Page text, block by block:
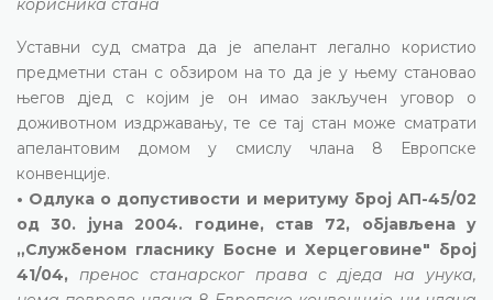
корисника стана
Уставни суд сматра да је апелант легално користио
предметни стан с обзиром на то да је у њему становао
његов дјед с којим је он имао закључен уговор о
доживотном издржавању, те се тај стан може сматрати
апелантовим домом у смислу члана 8 Европске
конвенције.
• Одлука о допустивости и меритуму број АП-45/02
од 30. јуна 2004. године, став 72, објављена у
„Службеном гласнику Босне и Херцеговине" број
41/04, пренос станарског права с дједа на унука,